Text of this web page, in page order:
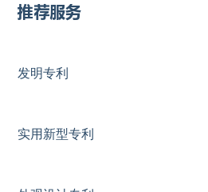
推荐服务
发明专利
实用新型专利